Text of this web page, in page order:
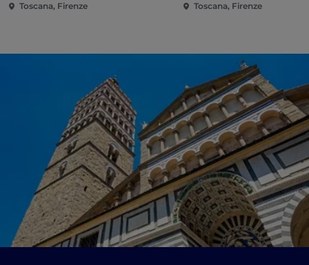
Toscana, Firenze Toscana, Firenze